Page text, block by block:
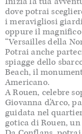
dove potrai
i meravigliosi
oppure il
“Versailles della
Potrai anche
spiagge dello
Beach, il
Americano.
A Rouen, celebre
Giovanna d’Arco,
guidata nel
gotica di Rouen,